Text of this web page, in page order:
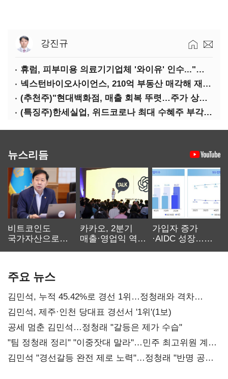
강진규
휴럼, 피부미용 의료기기업체 '와이유' 인수..."바이오 헬스케어 사업 확장"
넥스턴바이오사이언스, 210억 부동산 매각해 재무구조 개선
(추천주)"현대백화점, 매출 회복 뚜렷…주가 상승여력 충분"
(특징주)한세실업, 위드코로나 최대 수혜주 부각…5.74%↑
뉴스리듬
비트코인도
국가자산으로…'
카카오, 2분기
매출·영업익 역대
가입자 증가
·AIDC 성장…
주요 뉴스
김민석, 누적 45.42%로 경선 1위…정청래와 격차
0.86%p(2보)
김민석, 제주·인천 당대표 경선서 '1위'(1보)
공세 멈춘 김민석…정청래 "갈등은 제가 수습"
"팀 정청래 정리" "이중잣대 말라"…민주 최고위원 계파
다툼 격화
김민석 "경선갈등 완전 제로 노력"…정청래 "반명 공세